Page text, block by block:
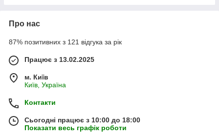
Про нас
87% позитивних з 121 відгука за рік
Працює з 13.02.2025
м. Київ
Київ, Україна
Контакти
Сьогодні працює з 10:00 до 18:00
Показати весь графік роботи